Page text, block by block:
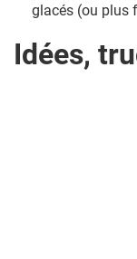
glacés (ou plus
Idées,